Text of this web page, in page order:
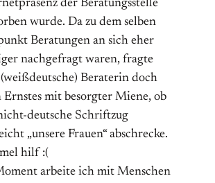
der Beratungsstelle
wurde. Da zu dem selben
Beratungen an sich eher
nachgefragt waren, fragte
Beraterin doch
Ernstes mit besorgter Miene, ob
deutsche Schriftzug
„unsere Frauen“ abschrecke.
hilf :(
arbeite ich mit Menschen